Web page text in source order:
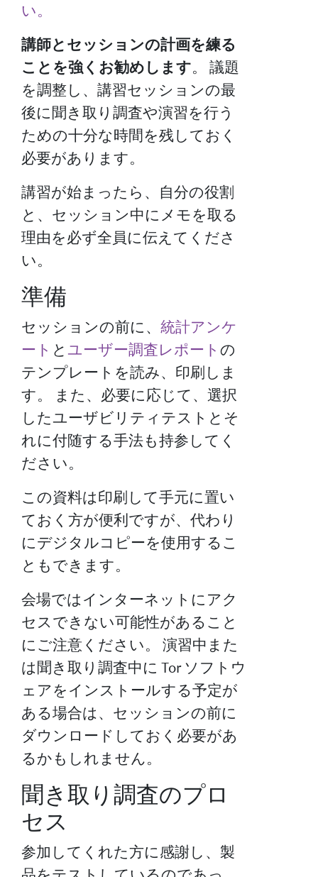
い。
講師とセッションの計画を練る
ことを強くお勧めします。 議題
を調整し、講習セッションの最
後に聞き取り調査や演習を行う
ための十分な時間を残しておく
必要があります。
講習が始まったら、自分の役割
と、セッション中にメモを取る
理由を必ず全員に伝えてくださ
い。
準備
セッションの前に、 統計アンケ
ート とユーザー調査レポート の
テンプレートを読み、印刷しま
す。 また、必要に応じて、選択
したユーザビリティテストとそ
れに付随する手法も持参してく
ださい。
この資料は印刷して手元に置い
ておく方が便利ですが、代わり
にデジタルコピーを使用するこ
ともできます。
会場ではインターネットにアク
セスできない可能性があること
にご注意ください。 演習中また
は聞き取り調査中に Tor ソフトウ
ェアをインストールする予定が
ある場合は、セッションの前に
ダウンロードしておく必要があ
るかもしれません。
聞き取り調査のプロ
セス
参加してくれた方に感謝し、製